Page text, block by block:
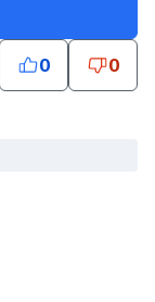
0 0